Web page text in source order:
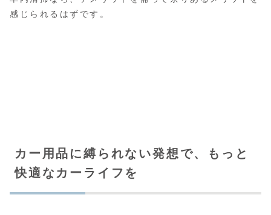
感じられるはずです。
カー用品に縛られない発想で、もっと
快適なカーライフを